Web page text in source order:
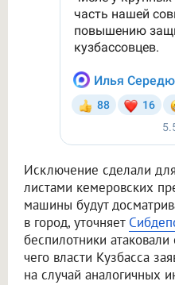
Исключение сделали
листами кемеровских
машины будут
в город, уточняет
беспилотники
чего власти Кузбасса
на случай аналогичных